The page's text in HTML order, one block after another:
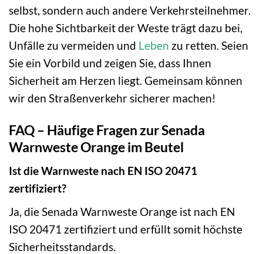
selbst, sondern auch andere Verkehrsteilnehmer.
Die hohe Sichtbarkeit der Weste trägt dazu bei,
Unfälle zu vermeiden und Leben zu retten. Seien
Sie ein Vorbild und zeigen Sie, dass Ihnen
Sicherheit am Herzen liegt. Gemeinsam können
wir den Straßenverkehr sicherer machen!
FAQ – Häufige Fragen zur Senada
Warnweste Orange im Beutel
Ist die Warnweste nach EN ISO 20471
zertifiziert?
Ja, die Senada Warnweste Orange ist nach EN
ISO 20471 zertifiziert und erfüllt somit höchste
Sicherheitsstandards.